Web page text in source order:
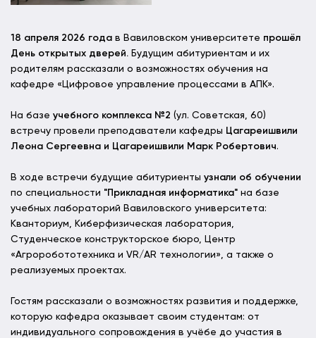
18 апреля 2026 года в Вавиловском университете прошёл
День открытых дверей. Будущим абитуриентам и их
родителям рассказали о возможностях обучения на
кафедре «Цифровое управление процессами в АПК».
На базе учебного комплекса №2 (ул. Советская, 60)
встречу провели преподаватели кафедры Цагареишвили
Леона Сергеевна и Цагареишвили Марк Робертович.
В ходе встречи будущие абитуриенты узнали об обучении
по специальности "Прикладная информатика" на базе
учебных лабораторий Вавиловского университета:
Кванториум, Киберфизическая лаборатория,
Студенческое конструкторское бюро, Центр
«Агроробототехника и VR/AR технологии», а также о
реализуемых проектах.
Гостям рассказали о возможностях развития и поддержке,
которую кафедра оказывает своим студентам: от
индивидуального сопровождения в учёбе до участия в